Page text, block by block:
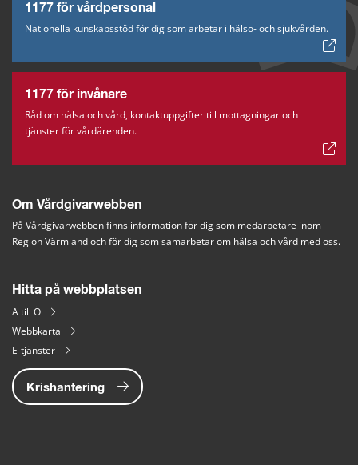
1177 för vårdpersonal
Nationella kunskapsstöd för dig som arbetar i hälso- och sjukvården.
1177 för invånare
Råd om hälsa och vård, kontaktuppgifter till mottagningar och
tjänster för vårdärenden.
Om Vårdgivarwebben
På Vårdgivarwebben finns information för dig som medarbetare inom
Region Värmland och för dig som samarbetar om hälsa och vård med oss.
Hitta på webbplatsen
A till Ö
Webbkarta
E-tjänster
Krishantering